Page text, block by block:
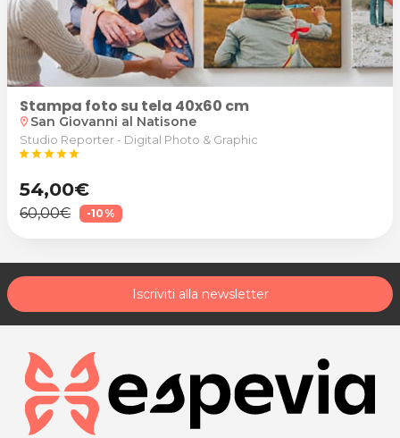
Stampa foto su tela 40x60 cm
location_on San Giovanni al Natisone
Studio Reporter - Digital Photo & Graphic
starstarstarstarstar
54,00€
60,00€ -10%
Iscriviti alla newsletter